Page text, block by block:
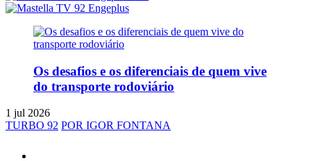
Os desafios e os diferenciais de quem vive
do transporte rodoviário
1 jul 2026
TURBO 92 POR IGOR FONTANA